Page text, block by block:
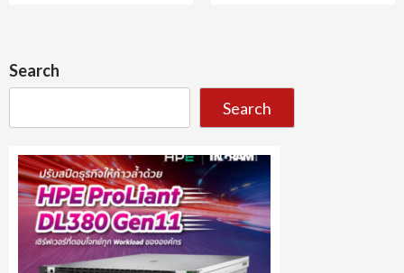
Search
Search